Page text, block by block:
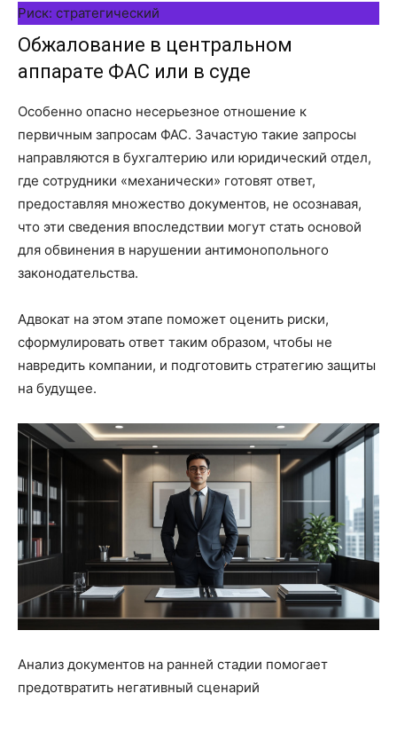
Риск: стратегический
Обжалование в центральном
аппарате ФАС или в суде
Особенно опасно несерьезное отношение к
первичным запросам ФАС. Зачастую такие запросы
направляются в бухгалтерию или юридический отдел,
где сотрудники «механически» готовят ответ,
предоставляя множество документов, не осознавая,
что эти сведения впоследствии могут стать основой
для обвинения в нарушении антимонопольного
законодательства.
Адвокат на этом этапе поможет оценить риски,
сформулировать ответ таким образом, чтобы не
навредить компании, и подготовить стратегию защиты
на будущее.
Анализ документов на ранней стадии помогает
предотвратить негативный сценарий